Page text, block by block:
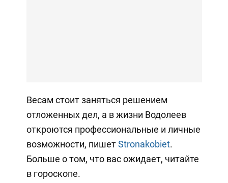
Весам стоит заняться решением
отложенных дел, а в жизни Водолеев
откроются профессиональные и личные
возможности, пишетStronakobiet.
Больше о том, что вас ожидает, читайте
в гороскопе.